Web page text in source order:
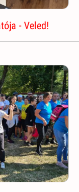
- Veled!